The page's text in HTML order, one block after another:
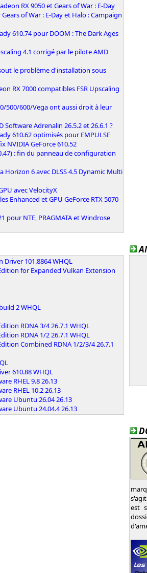
RX 9050 et Gears of War : E-Day
of War : E-Day et Halo : Campaign
610.74 pour DOOM : The Dark Ages
4.1 corrigé par le pilote AMD
le problème d'installation sous
RX 7000 compatibles FSR Upscaling
500/600/Vega ont aussi droit à leur
Adrenalin 26.5.2 et 26.6.1 ?
610.62 optimisés pour EMPULSE
NVIDIA GeForce 610.52
: fin du panneau de configuration
Horizon 6 avec DLSS 4.5 Dynamic Multi
avec VelocityX
Enhanced et GPU GeForce RTX 5070
pour NTE, PRAGMATA et Windrose
101.8864 WHQL
for Expanded Vulkan Extension
2 WHQL
RDNA 3/4 26.7.1 WHQL
RDNA 1/2 26.7.1 WHQL
Combined RDNA 1/2/3/4 26.7.1
610.88 WHQL
RHEL 9.8 26.13
RHEL 10.2 26.13
Ubuntu 26.04 26.13
Ubuntu 24.04.4 26.13
est